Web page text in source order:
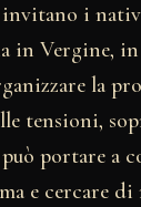
i
in Vergine,
la
tensioni,
portare
e cercare